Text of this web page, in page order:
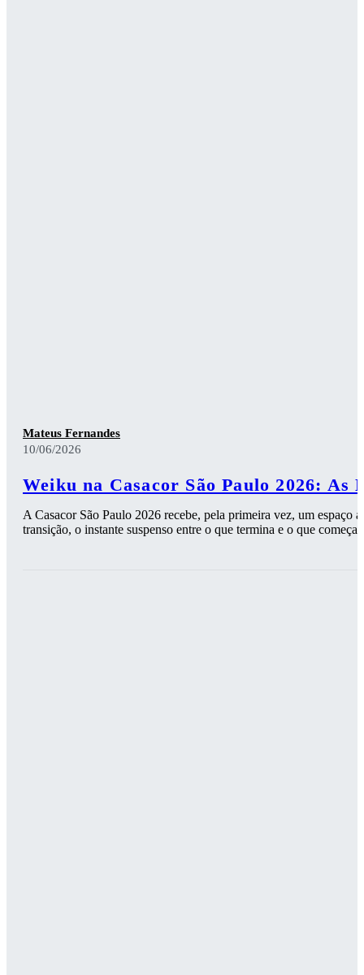
Mateus Fernandes
10/06/2026
Weiku na Casacor São Paulo 2026:
A Casacor São Paulo 2026 recebe, pela primeira vez, um espaço
transição, o instante suspenso entre o que termina e o que